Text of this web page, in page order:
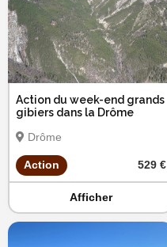
Action du week-end grands
gibiers dans la Drôme
Drôme
Action 529 €
Afficher